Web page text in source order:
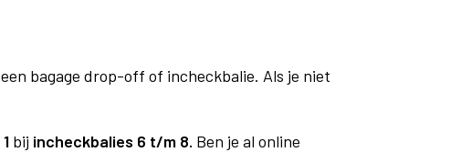
bagage drop-off of incheckbalie. Als je niet
bij incheckbalies 6 t/m 8. Ben je al online